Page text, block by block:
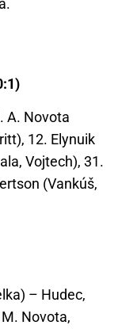
A. Novota
12. Elynuik
Vojtech), 31.
(Vankúš,
– Hudec,
Novota,